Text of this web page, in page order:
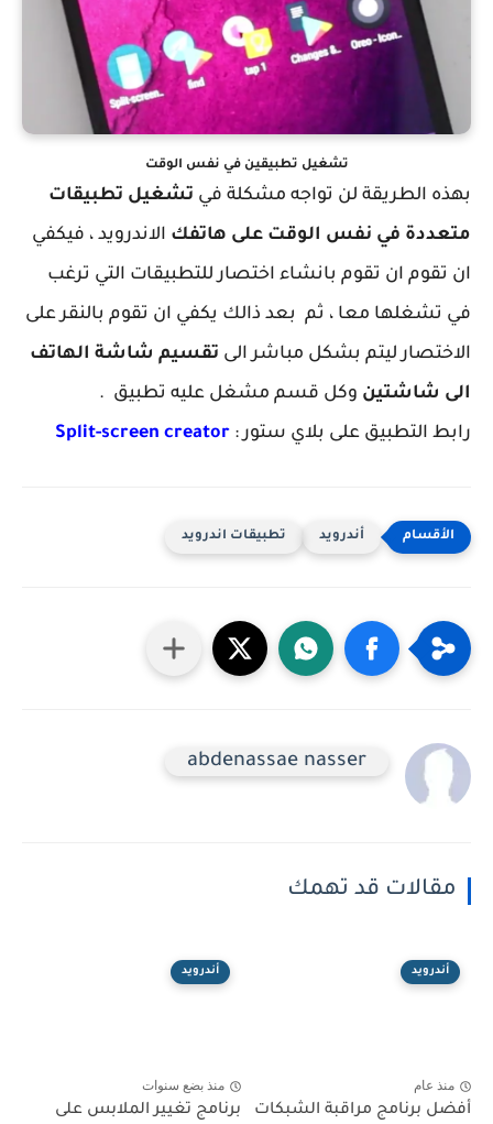
تشغيل تطبيقين في نفس الوقت
بهذه الطريقة لن تواجه مشكلة في تشغيل تطبيقات
متعددة في نفس الوقت على هاتفك الاندرويد ، فيكفي
ان تقوم ان تقوم بانشاء اختصار للتطبيقات التي ترغب
في تشغلها معا ، ثم بعد ذالك يكفي ان تقوم بالنقر على
الاختصار ليتم بشكل مباشر الى تقسيم شاشة الهاتف
الى شاشتين وكل قسم مشغل عليه تطبيق .
رابط التطبيق على بلاي ستور : Split-screen creator
أندرويد تطبيقات اندرويد
abdenassae nasser
مقالات قد تهمك
أندرويد
منذ عام
أفضل برنامج مراقبة الشبكات
أندرويد
منذ بضع سنوات
برنامج تغيير الملابس على